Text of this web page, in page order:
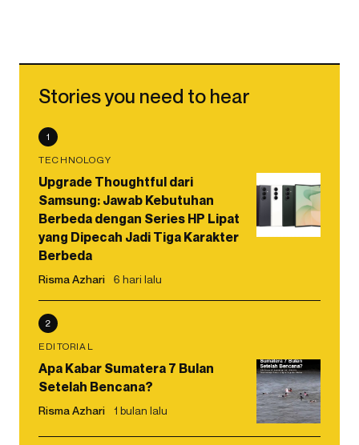
Stories you need to hear
1
TECHNOLOGY
Upgrade Thoughtful dari
Samsung: Jawab Kebutuhan
Berbeda dengan Series HP Lipat
yang Dipecah Jadi Tiga Karakter
Berbeda
Risma Azhari 6 hari lalu
2
EDITORIAL
Apa Kabar Sumatera 7 Bulan
Setelah Bencana?
Risma Azhari 1 bulan lalu